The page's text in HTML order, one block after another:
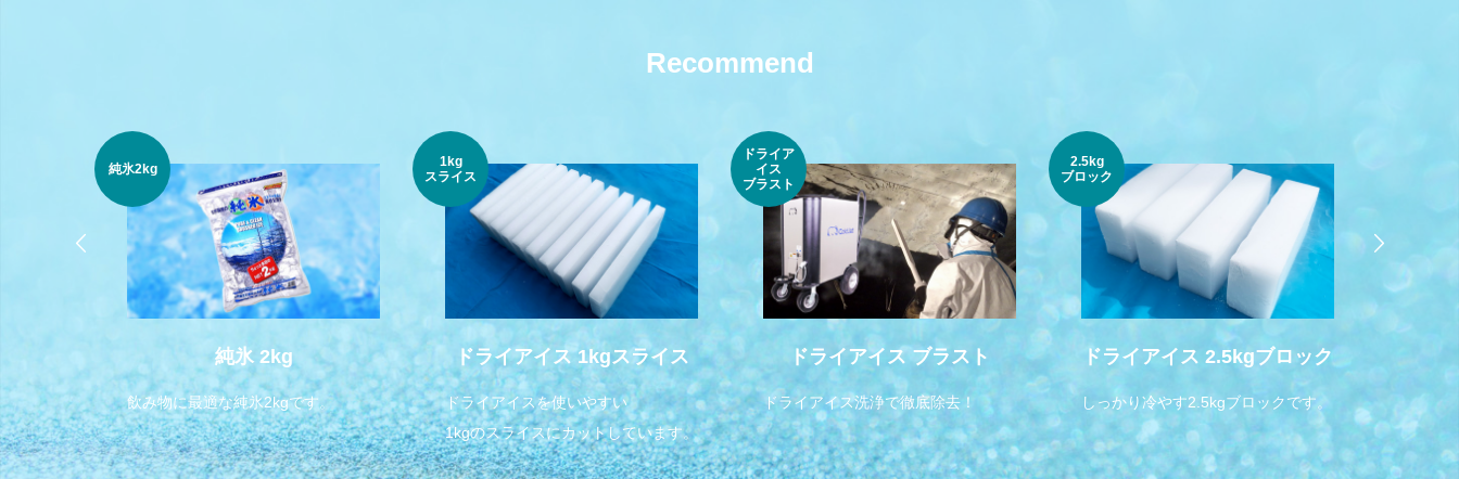
Recommend
純氷2kg
純氷 2kg
飲み物に最適な純氷2kgです。
1kg
スライス
ドライアイス 1kgスライス
ドライアイスを使いやすい
1kgのスライスにカットしています。
ドライア
イス
ブラスト
ドライアイス ブラスト
ドライアイス洗浄で徹底除去！
2.5kg
ブロック
ドライアイス 2.5kgブロック
しっかり冷やす2.5kgブロックです。 飲み物